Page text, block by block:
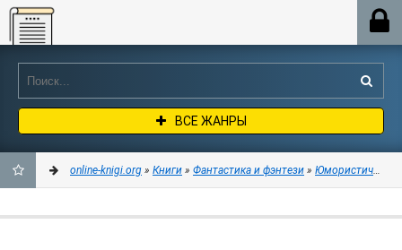
Online-knigi.org
ВСЕ ЖАНРЫ
online-knigi.org » Книги » Фантастика и фэнтези » Юмористическая